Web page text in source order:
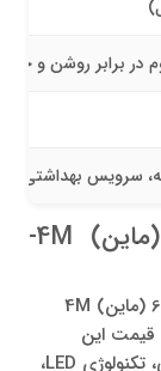
در برابر روشن و
بهداشتی،
قیمت پنل سقفی روکار 60*60 (ماین) 4M-
برای اطلاع از قیمت به‌روز پنل سقفی روکار 60×60 (ماین) 4M
قیمت این
محصول با توجه به کیفیت ساخت، توان نوردهی، تکنولوژی LED،